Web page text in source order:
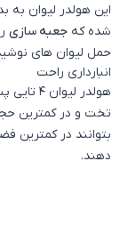
این هولدر لیوان
شده که جعبه سازی
حمل لیوان های
انبارداری راحت
هولدر
تخت و در کمترین
بتوانند در کمترین
دهند.